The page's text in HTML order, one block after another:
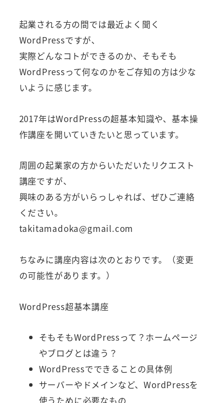
起業される方の間では最近よく聞く
WordPressですが、
実際どんなコトができるのか、そもそも
WordPressって何なのかをご存知の方は少な
いように感じます。
2017年はWordPressの超基本知識や、基本操
作講座を開いていきたいと思っています。
周囲の起業家の方からいただいたリクエスト
講座ですが、
興味のある方がいらっしゃれば、ぜひご連絡
ください。
takitamadoka@gmail.com
ちなみに講座内容は次のとおりです。（変更
の可能性があります。）
WordPress超基本講座
そもそもWordPressって？ホームページ
やブログとは違う？
WordPressでできることの具体例
サーバーやドメインなど、WordPressを
使うために必要なもの